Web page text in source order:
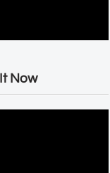
Now